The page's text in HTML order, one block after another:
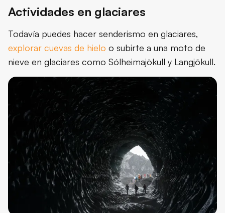
Actividades en glaciares
Todavía puedes hacer senderismo en glaciares,
explorar cuevas de hielo o subirte a una moto de
nieve en glaciares como Sólheimajökull y Langjökull.